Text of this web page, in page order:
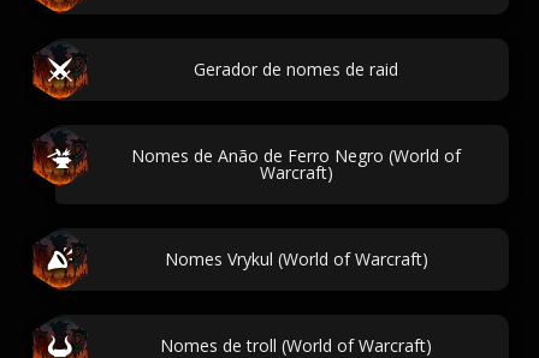
Gerador de nomes de raid
Nomes de Anão de Ferro Negro (World of
Warcraft)
Nomes Vrykul (World of Warcraft)
Nomes de troll (World of Warcraft)